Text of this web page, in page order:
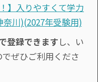
】入りやすくて学力
川)(2027年受験用)
登録できます し、い
ぜひご利用くださ